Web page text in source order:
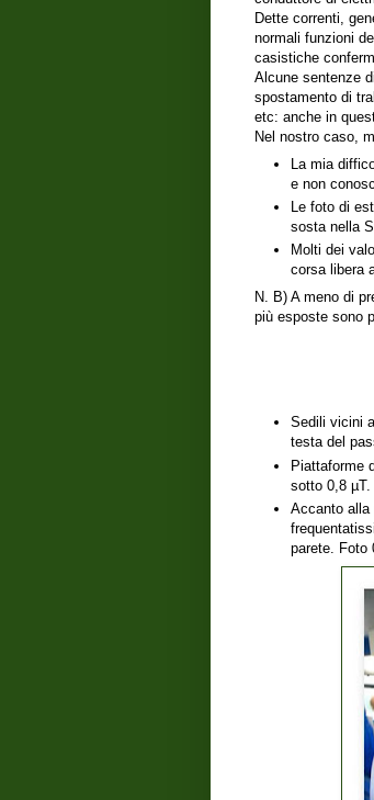
Dette correnti,
normali funzioni
casistiche
Alcune sentenze
spostamento di
etc: anche in
Nel nostro caso,
La mia
e non
Le foto di
sosta nella
Molti dei
corsa libera
N. B) A meno di
più esposte sono
Sedili vicini
testa del
Piattaforme
sotto 0,8 µT.
Accanto alla
parete. Foto